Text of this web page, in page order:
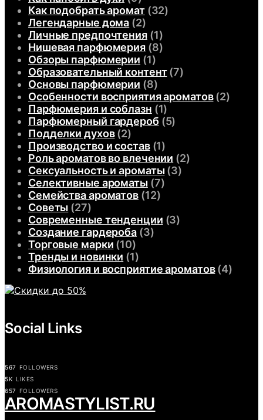
Как подобрать аромат(32)
Легендарные дома (2)
Личные предпочтения(1)
Нишевая парфюмерия(8)
Обзоры парфюмерии (1)
Образовательный контент(7)
Основы парфюмерии (8)
Особенности восприятия ароматов(2)
Парфюмерия и соблазн (1)
Парфюмерный гардероб (5)
Подделки духов(2)
Производство и состав(1)
Роль ароматов во влечении (2)
Сексуальность и ароматы(3)
Селективные ароматы(7)
Семейства ароматов(12)
Советы (27)
Современные тенденции (3)
Создание гардероба(3)
Торговые марки (10)
Тренды и новинки (1)
Физиология и восприятие ароматов(4)
Social Links
567 FOLLOWERS
5K LIKES
657 FOLLOWERS
АROMASTYLIST.RU